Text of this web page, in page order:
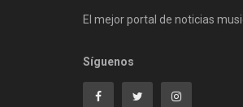
El mejor portal de noticias
Síguenos